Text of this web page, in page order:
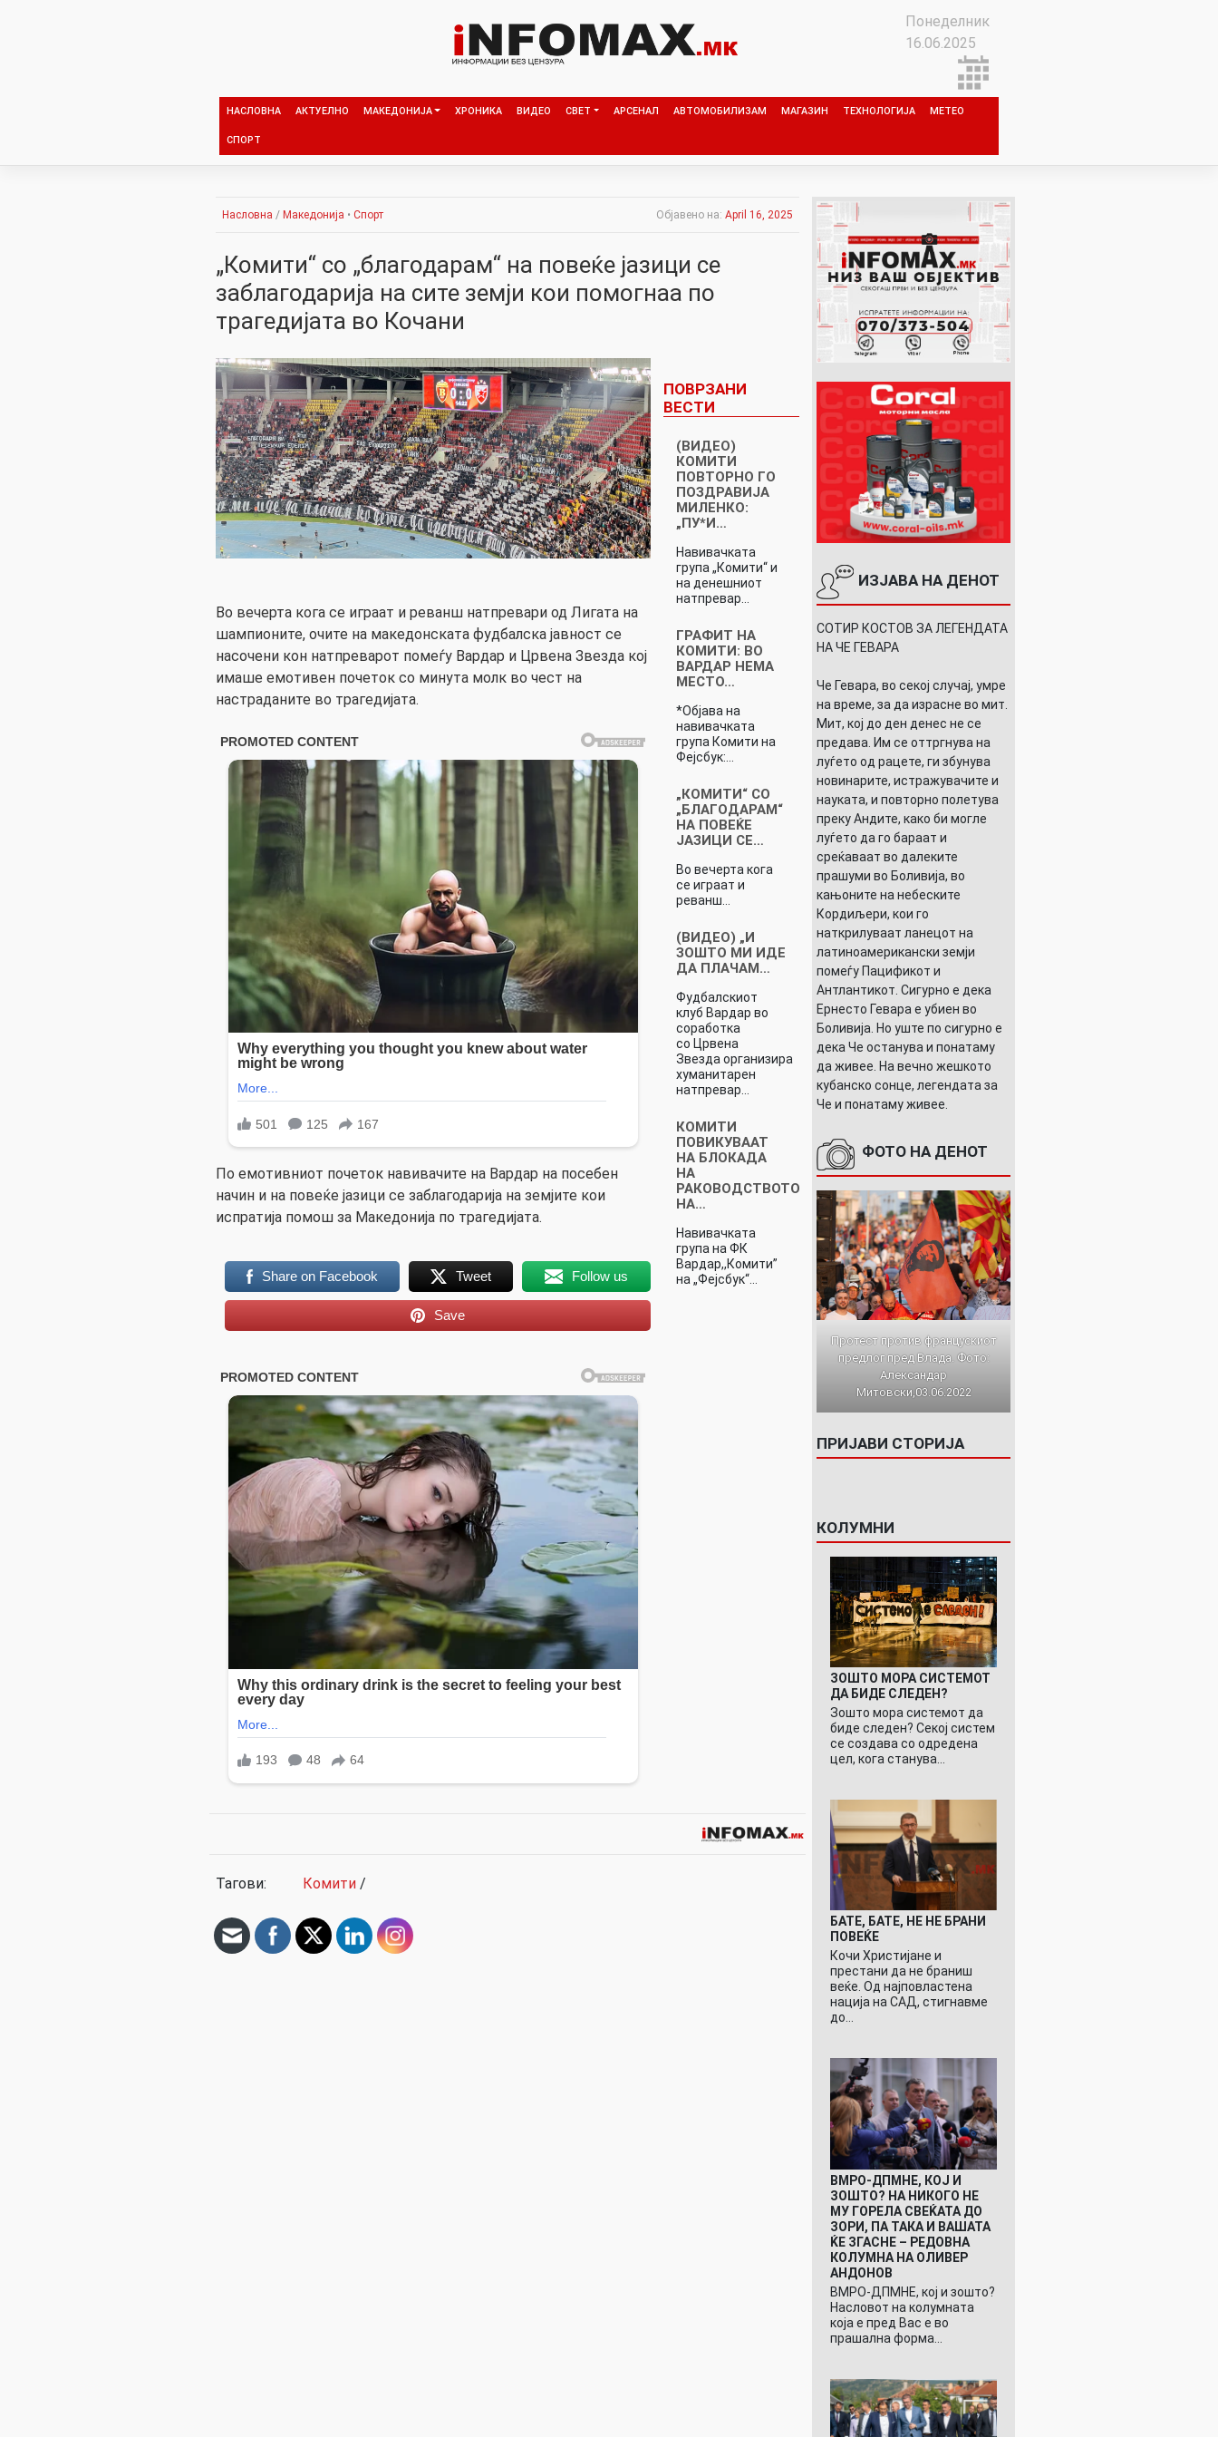
Понеделник
16.06.2025
НАСЛОВНА АКТУЕЛНО МАКЕДОНИЈА ХРОНИКА ВИДЕО СВЕТ АРСЕНАЛ АВТОМОБИЛИЗАМ МАГАЗИН ТЕХНОЛОГИЈА МЕТЕО
СПОРТ
Насловна / Македонија • Спорт Објавено на: April 16, 2025
„Комити“ со „благодарам“ на повеќе јазици се
заблагодарија на сите земји кои помогнаа по
трагедијата во Кочани
Во вечерта кога се играат и реванш натпревари од Лигата на
шампионите, очите на македонската фудбалска јавност се
насочени кон натпреварот помеѓу Вардар и Црвена Звезда кој
имаше емотивен почеток со минута молк во чест на
настраданите во трагедијата.
По емотивниот почеток навивачите на Вардар на посебен
начин и на повеќе јазици се заблагодарија на земјите кои
испратија помош за Македонија по трагедијата.
Share on Facebook Tweet Follow us
Save
ПОВРЗАНИ
ВЕСТИ
(ВИДЕО)
КОМИТИ
ПОВТОРНО ГО
ПОЗДРАВИЈА
МИЛЕНКО:
„ПУ*И…
Навивачката
група „Комити“ и
на денешниот
натпревар…
ГРАФИТ НА
КОМИТИ: ВО
ВАРДАР НЕМА
МЕСТО…
*Објава на
навивачката
група Комити на
Фејсбук:…
„КОМИТИ“ СО
„БЛАГОДАРАМ“
НА ПОВЕЌЕ
ЈАЗИЦИ СЕ…
Во вечерта кога
се играат и
реванш…
(ВИДЕО) „И
ЗОШТО МИ ИДЕ
ДА ПЛАЧАМ…
Фудбалскиот
клуб Вардар во
соработка
со Црвена
Звезда организира
хуманитарен
натпревар…
КОМИТИ
ПОВИКУВААТ
НА БЛОКАДА
НА
РАКОВОДСТВОТО
НА…
Навивачката
група на ФК
Вардар,,Комити”
на „Фејсбук“…
Тагови: Комити /
ИЗЈАВА НА ДЕНОТ
СОТИР КОСТОВ ЗА ЛЕГЕНДАТА
НА ЧЕ ГЕВАРА
Че Гевара, во секој случај, умре
на време, за да израсне во мит.
Мит, кој до ден денес не се
предава. Им се оттргнува на
луѓето од рацете, ги збунува
новинарите, истражувачите и
науката, и повторно полетува
преку Андите, како би могле
луѓето да го бараат и
среќаваат во далеките
прашуми во Боливија, во
кањоните на небеските
Кордиљери, кои го
наткрилуваат ланецот на
латиноамерикански земји
помеѓу Пацификот и
Антлантикот. Сигурно е дека
Ернесто Гевара е убиен во
Боливија. Но уште по сигурно е
дека Че останува и понатаму
да живее. На вечно жешкото
кубанско сонце, легендата за
Че и понатаму живее.
ФОТО НА ДЕНОТ
Протест против францускиот
предлог пред Влада. Фото:
Александар
Митовски,03.06.2022
ПРИЈАВИ СТОРИЈА
КОЛУМНИ
ЗОШТО МОРА СИСТЕМОТ
ДА БИДЕ СЛЕДЕН?
Зошто мора системот да
биде следен? Секој систем
се создава со одредена
цел, кога станува…
БАТЕ, БАТЕ, НЕ НЕ БРАНИ
ПОВЕЌЕ
Кочи Христијане и
престани да не браниш
веќе. Од најповластена
нација на САД, стигнавме
до…
ВМРО-ДПМНЕ, КОЈ И
ЗОШТО? НА НИКОГО НЕ
МУ ГОРЕЛА СВЕЌАТА ДО
ЗОРИ, ПА ТАКА И ВАШАТА
ЌЕ ЗГАСНЕ – РЕДОВНА
КОЛУМНА НА ОЛИВЕР
АНДОНОВ
ВМРО-ДПМНЕ, кој и зошто?
Насловот на колумната
која е пред Вас е во
прашална форма…